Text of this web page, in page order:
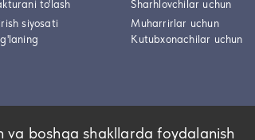
to'lash
siyosati
Sharhlovchilar uchun
Muharrirlar uchun
Kutubxonachilar uchun
va boshqa shakllarda foydalanish